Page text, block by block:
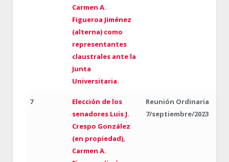
Carmen A.
Figueroa Jiménez
(alterna) como
representantes
claustrales ante la
Junta
Universitaria.
7
Elección de los
senadores Luis J.
Crespo González
(en propiedad),
Carmen A.
Reunión Ordinaria
7/septiembre/2023